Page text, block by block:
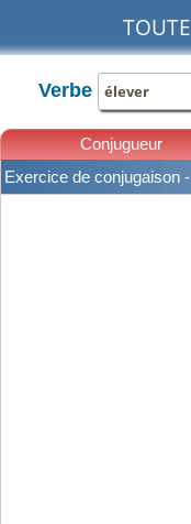
Verbe
Conjugueur
Exercice de conjugaison